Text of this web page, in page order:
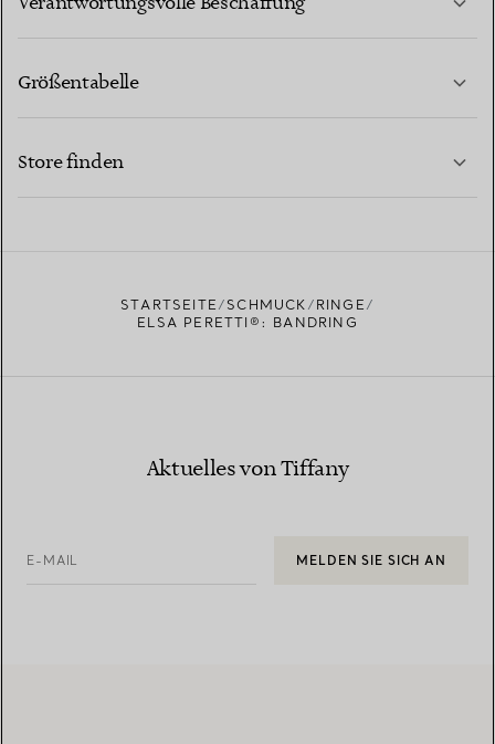
Größentabelle
Store finden
STARTSEITE SCHMUCK
RINGE
ELSA PERETTI®: BANDRING
Aktuelles von Tiffany
E-MAIL MELDEN SIE SICH AN